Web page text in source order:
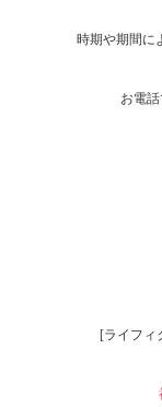
時期や期間に
お電
[ライフィ